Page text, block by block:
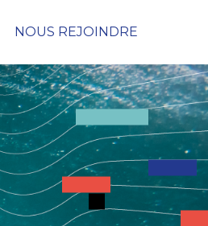
de cybersécurité
données, des infrastructures et
face aux
Operations Center)
NOUS REJOINDRE